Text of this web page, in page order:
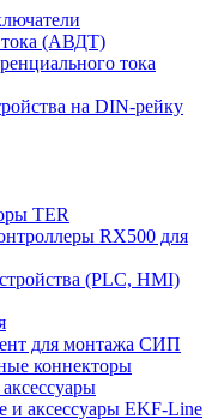
тока (АВДТ)
тока
на DIN-рейку
TER
RX500 для
(PLC, HMI)
для монтажа СИП
коннекторы
и аксессуары EKF-Line